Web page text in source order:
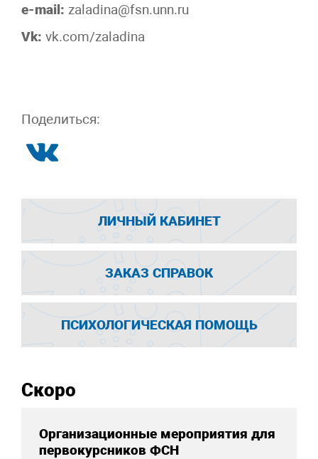
e-mail: zaladina@fsn.unn.ru
Vk: vk.com/zaladina
Поделиться:
ЛИЧНЫЙ КАБИНЕТ
ЗАКАЗ СПРАВОК
ПСИХОЛОГИЧЕСКАЯ ПОМОЩЬ
Скоро
Организационные мероприятия для
первокурсников ФСН